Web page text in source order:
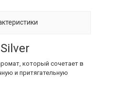
который сочетает в
и притягательную